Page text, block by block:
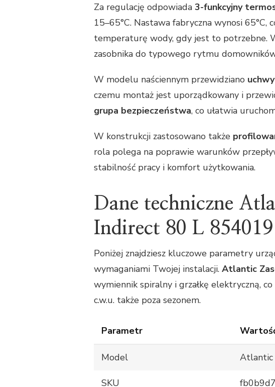
Za regulację odpowiada 3-funkcyjny
15–65°C. Nastawa fabryczna wynosi 65°C,
temperaturę wody, gdy jest to potrzebne.
zasobnika do typowego rytmu
W modelu naściennym przewidziano
czemu montaż jest uporządkowany i
grupa bezpieczeństwa, co ułatwia
W konstrukcji zastosowano także
rola polega na poprawie warunków
stabilność pracy i komfort użytkowania.
Dane techniczne
Indirect 80 L 854019
Poniżej znajdziesz kluczowe parametry
wymaganiami Twojej instalacji. Atlantic
wymiennik spiralny i grzałkę elektryczną,
c.w.u. także poza sezonem.
Parametr
Model Atlantic
SKU